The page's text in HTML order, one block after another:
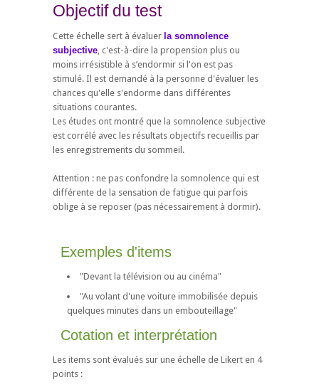
Objectif du test
Cette échelle sert à évaluer la somnolence
subjective, c'est-à-dire la propension plus ou
moins irrésistible à s’endormir si l'on est pas
stimulé. Il est demandé à la personne d'évaluer les
chances qu'elle s'endorme dans différentes
situations courantes.
Les études ont montré que la somnolence subjective
est corrélé avec les résultats objectifs recueillis par
les enregistrements du sommeil.
Attention : ne pas confondre la somnolence qui est
différente de la sensation de fatigue qui parfois
oblige à se reposer (pas nécessairement à dormir).
Exemples d'items
"Devant la télévision ou au cinéma"
"Au volant d'une voiture immobilisée depuis
quelques minutes dans un embouteillage"
Cotation et interprétation
Les items sont évalués sur une échelle de Likert en 4
points :